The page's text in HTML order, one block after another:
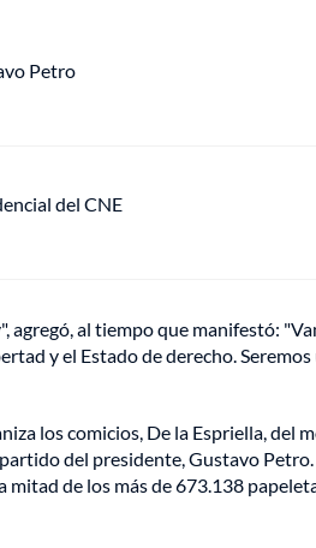
Petro
del CNE
al tiempo que manifestó:
y el Estado de derecho.
los comicios, De la Espriella, del
del presidente, Gustavo
de los más de 673.138